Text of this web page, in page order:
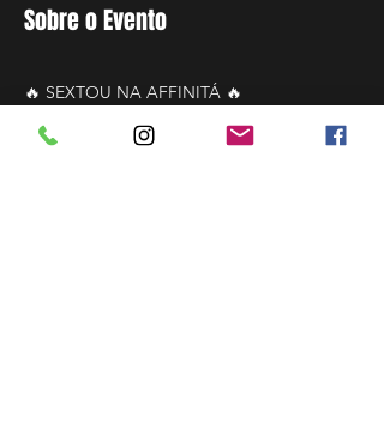
Sobre o Evento
🔥 SEXTOU NA AFFINITÁ 🔥